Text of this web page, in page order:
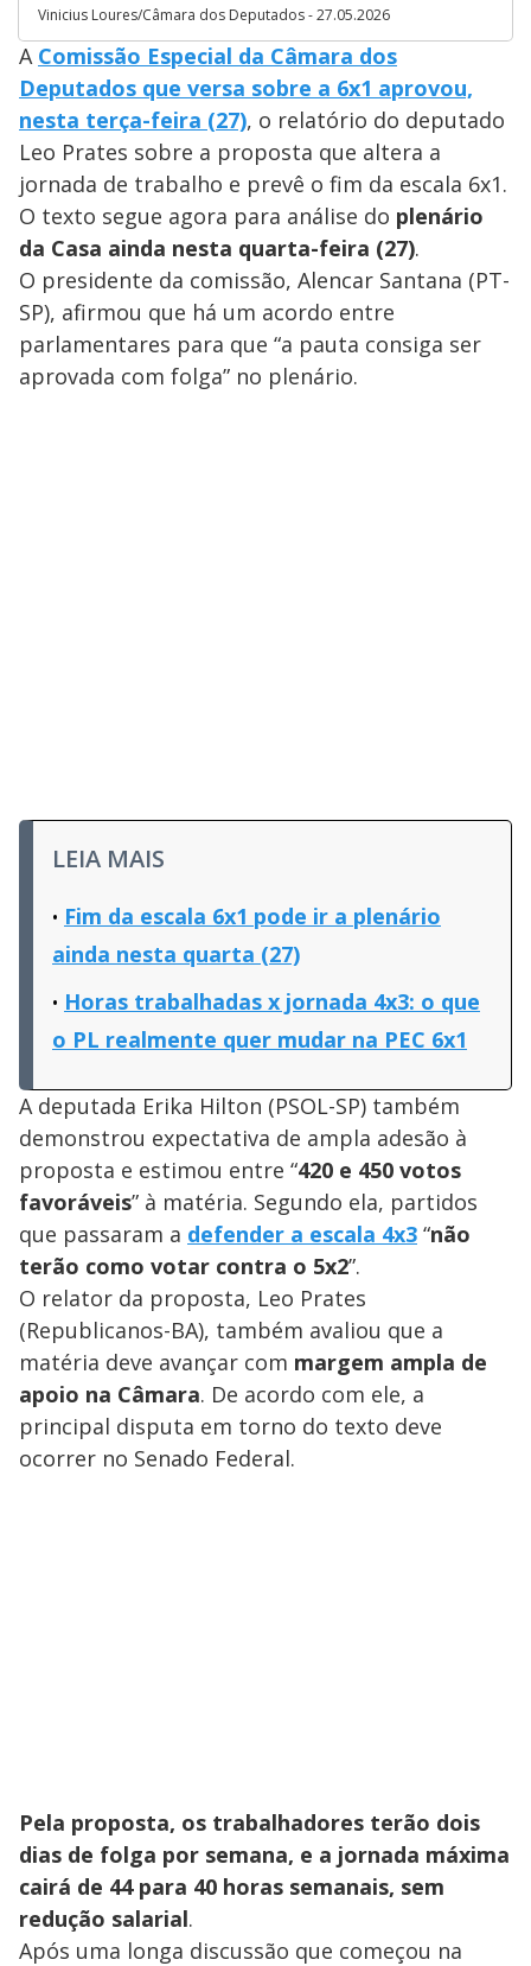
Vinicius Loures/Câmara dos Deputados - 27.05.2026
A Comissão Especial da Câmara dos
Deputados que versa sobre a 6x1 aprovou,
nesta terça-feira (27), o relatório do deputado
Leo Prates sobre a proposta que altera a
jornada de trabalho e prevê o fim da escala 6x1.
O texto segue agora para análise do plenário
da Casa ainda nesta quarta-feira (27).
O presidente da comissão, Alencar Santana (PT-
SP), afirmou que há um acordo entre
parlamentares para que “a pauta consiga ser
aprovada com folga” no plenário.
LEIA MAIS
Fim da escala 6x1 pode ir a plenário
ainda nesta quarta (27)
Horas trabalhadas x jornada 4x3: o que
o PL realmente quer mudar na PEC 6x1
A deputada Erika Hilton (PSOL-SP) também
demonstrou expectativa de ampla adesão à
proposta e estimou entre “420 e 450 votos
favoráveis” à matéria. Segundo ela, partidos
que passaram a defender a escala 4x3 “não
terão como votar contra o 5x2”.
O relator da proposta, Leo Prates
(Republicanos-BA), também avaliou que a
matéria deve avançar com margem ampla de
apoio na Câmara. De acordo com ele, a
principal disputa em torno do texto deve
ocorrer no Senado Federal.
Pela proposta, os trabalhadores terão dois
dias de folga por semana, e a jornada máxima
cairá de 44 para 40 horas semanais, sem
redução salarial.
Após uma longa discussão que começou na